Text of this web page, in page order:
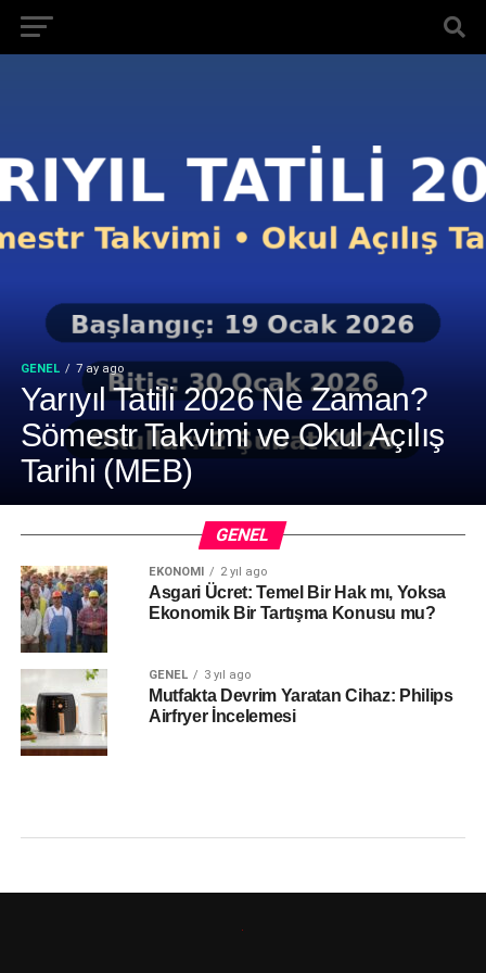
GENEL 7 ay ago
Yarıyıl Tatili 2026 Ne Zaman?
Sömestr Takvimi ve Okul Açılış
Tarihi (MEB)
GENEL
EKONOMI 2 yıl ago
Asgari Ücret: Temel Bir Hak mı, Yoksa
Ekonomik Bir Tartışma Konusu mu?
GENEL 3 yıl ago
Mutfakta Devrim Yaratan Cihaz: Philips
Airfryer İncelemesi